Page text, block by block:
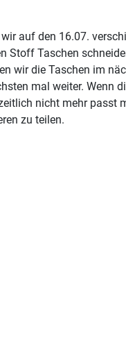
auf den 16.07.
Stoff Taschen
wir die Taschen im
mal weiter. Wenn
nicht mehr
zu teilen.